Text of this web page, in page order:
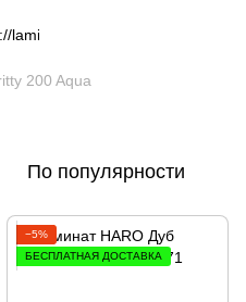
200 Aqua
По популярности
−5%
БЕСПЛАТНАЯ ДОСТАВКА